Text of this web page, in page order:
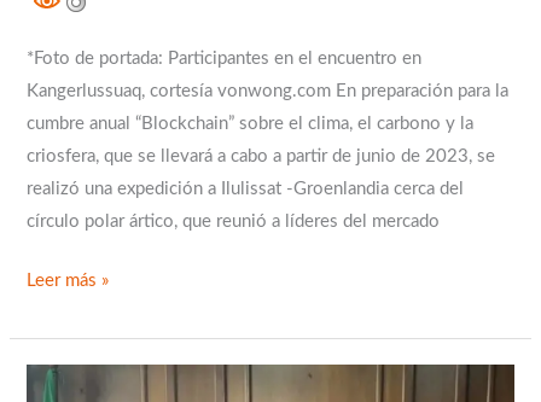
*Foto de portada: Participantes en el encuentro en
Kangerlussuaq, cortesía vonwong.com En preparación para la
cumbre anual “Blockchain” sobre el clima, el carbono y la
criosfera, que se llevará a cabo a partir de junio de 2023, se
realizó una expedición a Ilulissat -Groenlandia cerca del
círculo polar ártico, que reunió a líderes del mercado
Leer más »
Se